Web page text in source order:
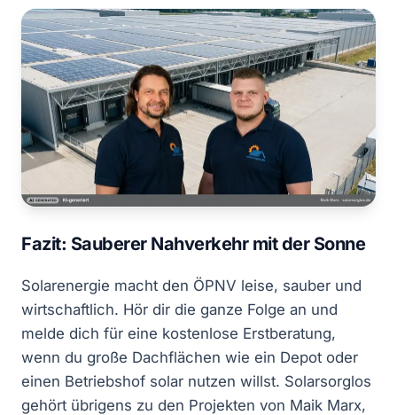
Fazit: Sauberer Nahverkehr mit der Sonne
Solarenergie macht den ÖPNV leise, sauber und
wirtschaftlich. Hör dir die ganze Folge an und
melde dich für eine kostenlose Erstberatung,
wenn du große Dachflächen wie ein Depot oder
einen Betriebshof solar nutzen willst. Solarsorglos
gehört übrigens zu den Projekten von Maik Marx,